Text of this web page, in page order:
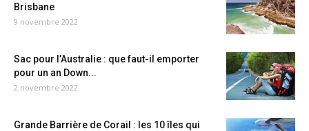
Brisbane
9 novembre 2022
Sac pour l’Australie : que faut-il emporter
pour un an Down...
2 novembre 2022
Grande Barrière de Corail : les 10 îles qui